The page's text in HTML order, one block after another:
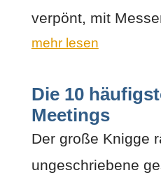
verpönt, mit
mehr lesen
Die 10
Meetings
Der große Knigge
ungeschriebene